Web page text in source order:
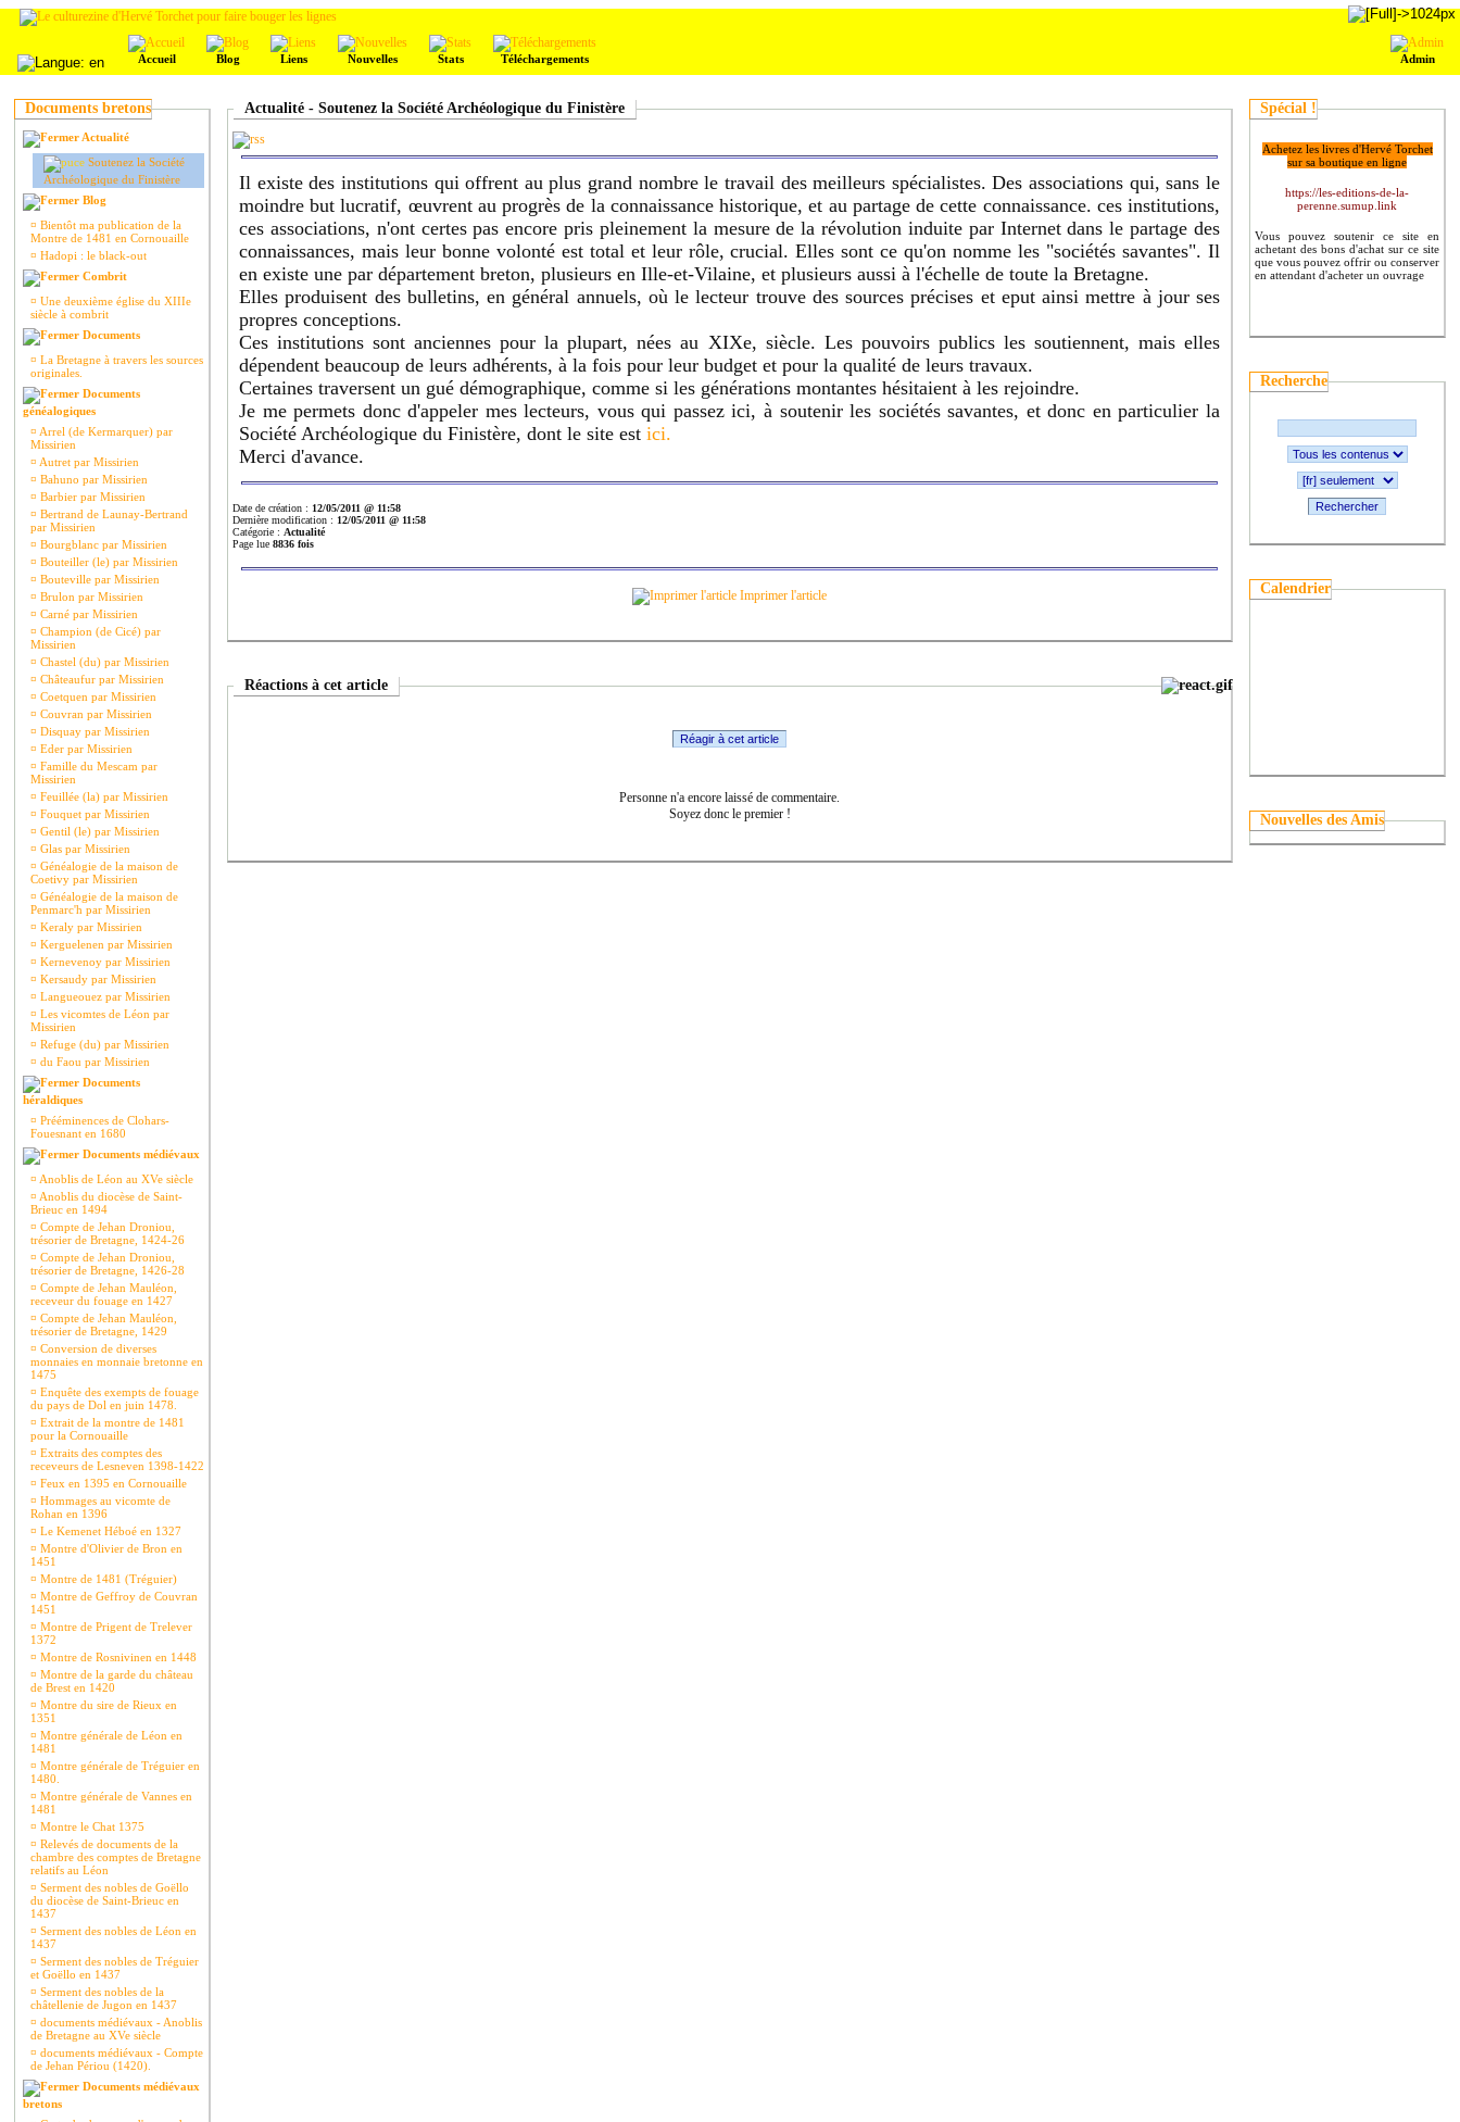
Admin
Accueil Blog Liens Nouvelles Stats Téléchargements
Documents bretons
Actualité
Soutenez la Société
Archéologique du Finistère
Blog
¤ Bientôt ma publication de la
Montre de 1481 en Cornouaille
¤ Hadopi : le black-out
Combrit
¤ Une deuxième église du XIIIe
siècle à combrit
Documents
¤ La Bretagne à travers les sources
originales.
Documents
généalogiques
¤ Arrel (de Kermarquer) par
Missirien
¤ Autret par Missirien
¤ Bahuno par Missirien
¤ Barbier par Missirien
¤ Bertrand de Launay-Bertrand
par Missirien
¤ Bourgblanc par Missirien
¤ Bouteiller (le) par Missirien
¤ Bouteville par Missirien
¤ Brulon par Missirien
¤ Carné par Missirien
¤ Champion (de Cicé) par
Missirien
¤ Chastel (du) par Missirien
¤ Châteaufur par Missirien
¤ Coetquen par Missirien
¤ Couvran par Missirien
¤ Disquay par Missirien
¤ Eder par Missirien
¤ Famille du Mescam par
Missirien
¤ Feuillée (la) par Missirien
¤ Fouquet par Missirien
¤ Gentil (le) par Missirien
¤ Glas par Missirien
¤ Généalogie de la maison de
Coetivy par Missirien
¤ Généalogie de la maison de
Penmarc'h par Missirien
¤ Keraly par Missirien
¤ Kerguelenen par Missirien
¤ Kernevenoy par Missirien
¤ Kersaudy par Missirien
¤ Langueouez par Missirien
¤ Les vicomtes de Léon par
Missirien
¤ Refuge (du) par Missirien
¤ du Faou par Missirien
Documents
héraldiques
¤ Prééminences de Clohars-
Fouesnant en 1680
Documents médiévaux
¤ Anoblis de Léon au XVe siècle
¤ Anoblis du diocèse de Saint-
Brieuc en 1494
¤ Compte de Jehan Droniou,
trésorier de Bretagne, 1424-26
¤ Compte de Jehan Droniou,
trésorier de Bretagne, 1426-28
¤ Compte de Jehan Mauléon,
receveur du fouage en 1427
¤ Compte de Jehan Mauléon,
trésorier de Bretagne, 1429
¤ Conversion de diverses
monnaies en monnaie bretonne en
1475
¤ Enquête des exempts de fouage
du pays de Dol en juin 1478.
¤ Extrait de la montre de 1481
pour la Cornouaille
¤ Extraits des comptes des
receveurs de Lesneven 1398-1422
¤ Feux en 1395 en Cornouaille
¤ Hommages au vicomte de
Rohan en 1396
¤ Le Kemenet Héboé en 1327
¤ Montre d'Olivier de Bron en
1451
¤ Montre de 1481 (Tréguier)
¤ Montre de Geffroy de Couvran
1451
¤ Montre de Prigent de Trelever
1372
¤ Montre de Rosnivinen en 1448
¤ Montre de la garde du château
de Brest en 1420
¤ Montre du sire de Rieux en
1351
¤ Montre générale de Léon en
1481
¤ Montre générale de Tréguier en
1480.
¤ Montre générale de Vannes en
1481
¤ Montre le Chat 1375
¤ Relevés de documents de la
chambre des comptes de Bretagne
relatifs au Léon
¤ Serment des nobles de Goëllo
du diocèse de Saint-Brieuc en
1437
¤ Serment des nobles de Léon en
1437
¤ Serment des nobles de Tréguier
et Goëllo en 1437
¤ Serment des nobles de la
châtellenie de Jugon en 1437
¤ documents médiévaux - Anoblis
de Bretagne au XVe siècle
¤ documents médiévaux - Compte
de Jehan Périou (1420).
Documents médiévaux
bretons
Actualité - Soutenez la Société Archéologique du Finistère
Il existe des institutions qui offrent au plus grand nombre le travail des meilleurs spécialistes. Des associations qui, sans le
moindre but lucratif, œuvrent au progrès de la connaissance historique, et au partage de cette connaissance. ces institutions,
ces associations, n'ont certes pas encore pris pleinement la mesure de la révolution induite par Internet dans le partage des
connaissances, mais leur bonne volonté est total et leur rôle, crucial. Elles sont ce qu'on nomme les "sociétés savantes". Il
en existe une par département breton, plusieurs en Ille-et-Vilaine, et plusieurs aussi à l'échelle de toute la Bretagne.
Elles produisent des bulletins, en général annuels, où le lecteur trouve des sources précises et eput ainsi mettre à jour ses
propres conceptions.
Ces institutions sont anciennes pour la plupart, nées au XIXe, siècle. Les pouvoirs publics les soutiennent, mais elles
dépendent beaucoup de leurs adhérents, à la fois pour leur budget et pour la qualité de leurs travaux.
Certaines traversent un gué démographique, comme si les générations montantes hésitaient à les rejoindre.
Je me permets donc d'appeler mes lecteurs, vous qui passez ici, à soutenir les sociétés savantes, et donc en particulier la
Société Archéologique du Finistère, dont le site est ici.
Merci d'avance.
Date de création : 12/05/2011 @ 11:58
Dernière modification : 12/05/2011 @ 11:58
Catégorie : Actualité
Page lue 8836 fois
Imprimer l'article
Réactions à cet article
Réagir à cet article
Personne n'a encore laissé de commentaire.
Soyez donc le premier !
Spécial !
Achetez les livres d'Hervé Torchet
sur sa boutique en ligne
https://les-editions-de-la-
perenne.sumup.link
Vous pouvez soutenir ce site en
achetant des bons d'achat sur ce site
que vous pouvez offrir ou conserver
en attendant d'acheter un ouvrage
Recherche
Rechercher
Calendrier
Nouvelles des Amis